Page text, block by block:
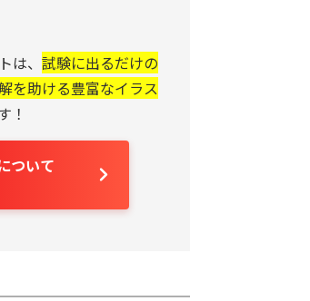
は、 試験に出るだけの
を助ける豊富なイラス
！
ついて